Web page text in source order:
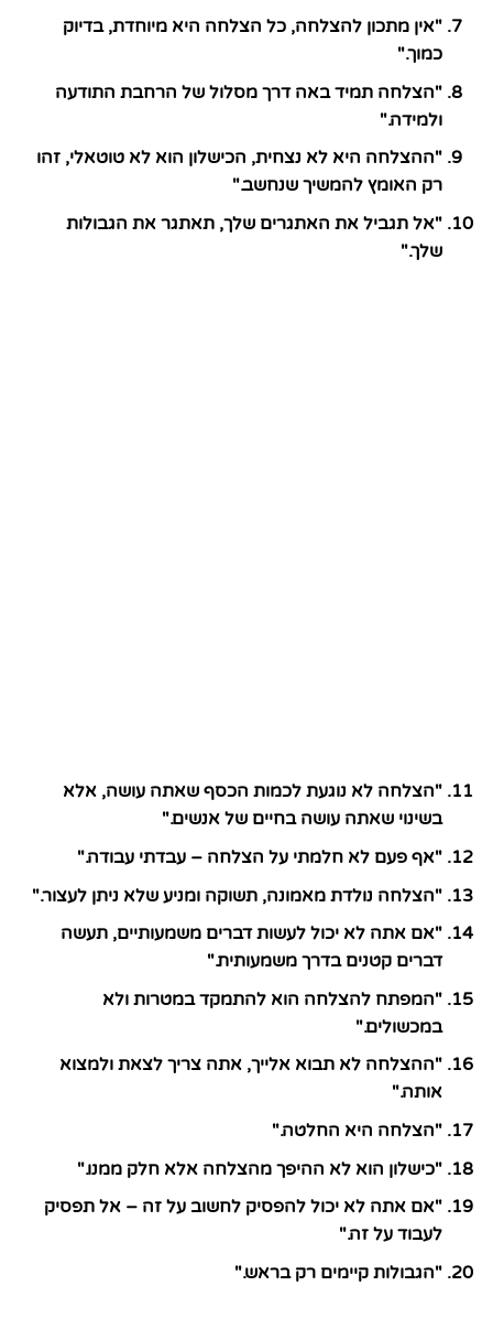
"אין מתכון להצלחה, כל הצלחה היא מיוחדת, בדיוק
כמוך."
"הצלחה תמיד באה דרך מסלול של הרחבת התודעה
ולמידה."
"ההצלחה היא לא נצחית, הכישלון הוא לא טוטאלי, זהו
רק האומץ להמשיך שנחשב."
"אל תגביל את האתגרים שלך, תאתגר את הגבולות
שלך."
"הצלחה לא נוגעת לכמות הכסף שאתה עושה, אלא
בשינוי שאתה עושה בחיים של אנשים."
"אף פעם לא חלמתי על הצלחה – עבדתי עבודה."
"הצלחה נולדת מאמונה, תשוקה ומניע שלא ניתן לעצור."
"אם אתה לא יכול לעשות דברים משמעותיים, תעשה
דברים קטנים בדרך משמעותית."
"המפתח להצלחה הוא להתמקד במטרות ולא
במכשולים."
"ההצלחה לא תבוא אלייך, אתה צריך לצאת ולמצוא
אותה."
"הצלחה היא החלטה."
"כישלון הוא לא ההיפך מהצלחה אלא חלק ממנו."
"אם אתה לא יכול להפסיק לחשוב על זה – אל תפסיק
לעבוד על זה."
"הגבולות קיימים רק בראש."